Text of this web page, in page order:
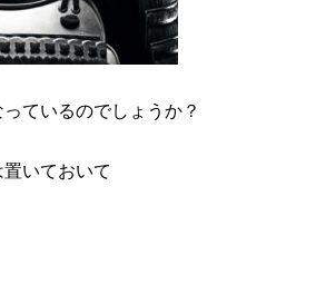
ているのでしょうか？
いておいて